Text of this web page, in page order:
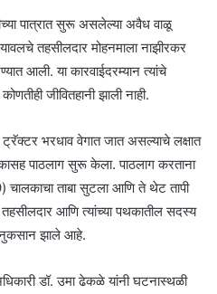
पात्रात सुरू असलेल्या अवैध वाळू
तहसीलदार मोहनमाला नाझीरकर
आली. या कारवाईदरम्यान त्यांचे
जीवितहानी झाली नाही.
भरधाव वेगात जात असल्याचे लक्षात
पाठलाग सुरू केला. पाठलाग करताना
चालकाचा ताबा सुटला आणि ते थेट तापी
आणि त्यांच्या पथकातील सदस्य
नुकसान झाले आहे.
डॉ. उमा ढेकळे यांनी घटनास्थळी